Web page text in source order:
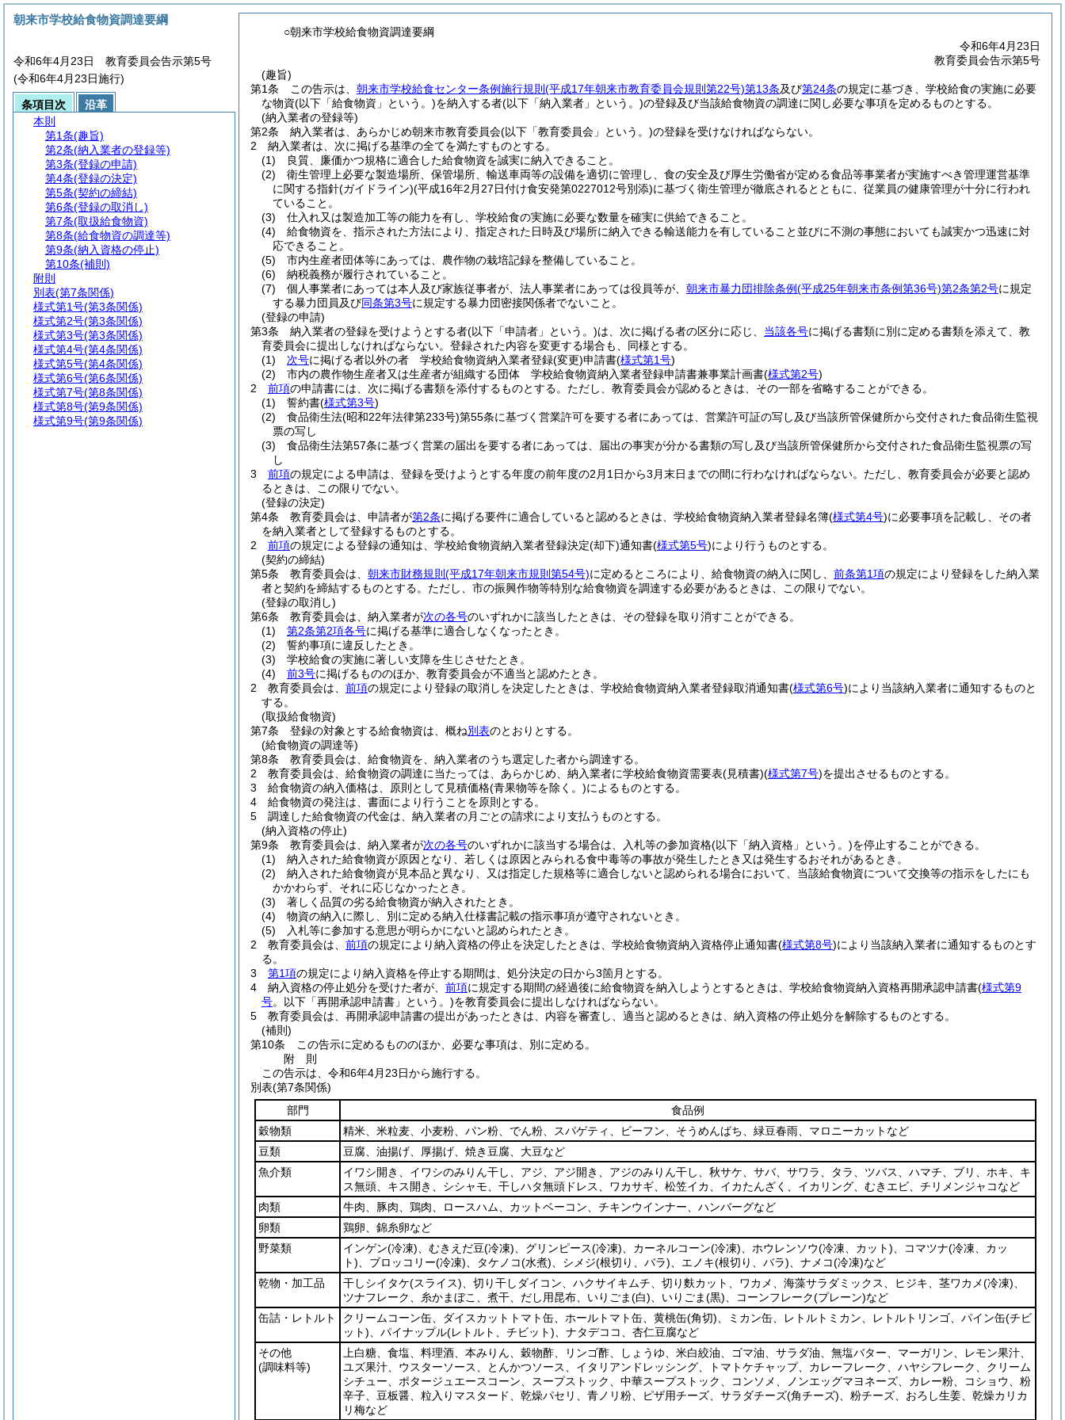
○朝来市学校給食物資調達要綱
令和6年4月23日
教育委員会告示第5号
(趣旨)
第1条
この告示は、 朝来市学校給食センター条例施行規則 (平成17年朝来市教育委員会規則第22号)第13条及び第24条の規定に基づき、学校給食の実施に必要
な物資(以下「給食物資」という。)を納入する者(以下「納入業者」という。)の登録及び当該給食物資の調達に関し必要な事項を定めるものとする。
(納入業者の登録等)
第2条
納入業者は、あらかじめ朝来市教育委員会(以下「教育委員会」という。)の登録を受けなければならない。
2
納入業者は、次に掲げる基準の全てを満たすものとする。
(1)
良質、廉価かつ規格に適合した給食物資を誠実に納入できること。
(2)
衛生管理上必要な製造場所、保管場所、輸送車両等の設備を適切に管理し、食の安全及び厚生労働省が定める食品等事業者が実施すべき管理運営基準
に関する指針(ガイドライン)(平成16年2月27日付け食安発第0227012号別添)に基づく衛生管理が徹底されるとともに、従業員の健康管理が十分に行われ
ていること。
(3)
仕入れ又は製造加工等の能力を有し、学校給食の実施に必要な数量を確実に供給できること。
(4)
給食物資を、指示された方法により、指定された日時及び場所に納入できる輸送能力を有していること並びに不測の事態においても誠実かつ迅速に対
応できること。
(5)
市内生産者団体等にあっては、農作物の栽培記録を整備していること。
(6)
納税義務が履行されていること。
(7)
個人事業者にあっては本人及び家族従事者が、法人事業者にあっては役員等が、 朝来市暴力団排除条例(平成25年朝来市条例第36号)第2条第2号に規定
する暴力団員及び同条第3号に規定する暴力団密接関係者でないこと。
(登録の申請)
第3条
納入業者の登録を受けようとする者(以下「申請者」という。)は、次に掲げる者の区分に応じ、 当該各号に掲げる書類に別に定める書類を添えて、教
育委員会に提出しなければならない。 登録された内容を変更する場合も、同様とする。
(1)
次号に掲げる者以外の者 学校給食物資納入業者登録(変更)申請書(様式第1号)
(2)
市内の農作物生産者又は生産者が組織する団体 学校給食物資納入業者登録申請書兼事業計画書(様式第2号)
2
前項の申請書には、次に掲げる書類を添付するものとする。 ただし、教育委員会が認めるときは、その一部を省略することができる。
(1)
誓約書(様式第3号)
(2)
食品衛生法(昭和22年法律第233号)第55条に基づく営業許可を要する者にあっては、営業許可証の写し及び当該所管保健所から交付された食品衛生監視
票の写し
(3)
食品衛生法第57条に基づく営業の届出を要する者にあっては、届出の事実が分かる書類の写し及び当該所管保健所から交付された食品衛生監視票の写
し
3
前項の規定による申請は、登録を受けようとする年度の前年度の2月1日から3月末日までの間に行わなければならない。 ただし、教育委員会が必要と認め
るときは、この限りでない。
(登録の決定)
第4条
教育委員会は、申請者が第2条に掲げる要件に適合していると認めるときは、学校給食物資納入業者登録名簿(様式第4号)に必要事項を記載し、その者
を納入業者として登録するものとする。
2
前項の規定による登録の通知は、学校給食物資納入業者登録決定(却下)通知書(様式第5号)により行うものとする。
(契約の締結)
第5条
教育委員会は、 朝来市財務規則 (平成17年朝来市規則第54号)に定めるところにより、給食物資の納入に関し、 前条第1項の規定により登録をした納入業
者と契約を締結するものとする。 ただし、市の振興作物等特別な給食物資を調達する必要があるときは、この限りでない。
(登録の取消し)
第6条
教育委員会は、納入業者が次の各号のいずれかに該当したときは、その登録を取り消すことができる。
(1)
第2条第2項各号に掲げる基準に適合しなくなったとき。
(2)
誓約事項に違反したとき。
(3)
学校給食の実施に著しい支障を生じさせたとき。
(4)
前3号に掲げるもののほか、教育委員会が不適当と認めたとき。
2
教育委員会は、 前項の規定により登録の取消しを決定したときは、学校給食物資納入業者登録取消通知書(様式第6号)により当該納入業者に通知するものと
する。
(取扱給食物資)
第7条
登録の対象とする給食物資は、概ね別表のとおりとする。
(給食物資の調達等)
第8条
教育委員会は、給食物資を、納入業者のうち選定した者から調達する。
2
教育委員会は、給食物資の調達に当たっては、あらかじめ、納入業者に学校給食物資需要表(見積書)(様式第7号)を提出させるものとする。
3
給食物資の納入価格は、原則として見積価格(青果物等を除く。)によるものとする。
4
給食物資の発注は、書面により行うことを原則とする。
5
調達した給食物資の代金は、納入業者の月ごとの請求により支払うものとする。
(納入資格の停止)
第9条
教育委員会は、納入業者が次の各号のいずれかに該当する場合は、入札等の参加資格(以下「納入資格」という。)を停止することができる。
(1)
納入された給食物資が原因となり、若しくは原因とみられる食中毒等の事故が発生したとき又は発生するおそれがあるとき。
(2)
納入された給食物資が見本品と異なり、又は指定した規格等に適合しないと認められる場合において、当該給食物資について交換等の指示をしたにも
かかわらず、それに応じなかったとき。
(3)
著しく品質の劣る給食物資が納入されたとき。
(4)
物資の納入に際し、別に定める納入仕様書記載の指示事項が遵守されないとき。
(5)
入札等に参加する意思が明らかにないと認められたとき。
2
教育委員会は、 前項の規定により納入資格の停止を決定したときは、学校給食物資納入資格停止通知書(様式第8号)により当該納入業者に通知するものとす
る。
3
第1項の規定により納入資格を停止する期間は、処分決定の日から3箇月とする。
4
納入資格の停止処分を受けた者が、 前項に規定する期間の経過後に給食物資を納入しようとするときは、学校給食物資納入資格再開承認申請書(様式第9
号。以下「再開承認申請書」という。)を教育委員会に提出しなければならない。
5
教育委員会は、再開承認申請書の提出があったときは、内容を審査し、適当と認めるときは、納入資格の停止処分を解除するものとする。
(補則)
第10条
この告示に定めるもののほか、必要な事項は、別に定める。
附 則
この告示は、令和6年4月23日から施行する。
別表(第7条関係)
部門
食品例
穀物類
精米、米粒麦、小麦粉、パン粉、でん粉、スパゲティ、ビーフン、そうめんばち、緑豆春雨、マロニーカットなど
豆類
豆腐、油揚げ、厚揚げ、焼き豆腐、大豆など
魚介類
イワシ開き、イワシのみりん干し、アジ、アジ開き、アジのみりん干し、秋サケ、サバ、サワラ、タラ、ツバス、ハマチ、ブリ、ホキ、キ
ス無頭、キス開き、シシャモ、干しハタ無頭ドレス、ワカサギ、松笠イカ、イカたんざく、イカリング、むきエビ、チリメンジャコなど
肉類
牛肉、豚肉、鶏肉、ロースハム、カットベーコン、チキンウインナー、ハンバーグなど
卵類
鶏卵、錦糸卵など
野菜類
インゲン(冷凍) 、むきえだ豆(冷凍) 、グリンピース(冷凍) 、カーネルコーン(冷凍) 、ホウレンソウ(冷凍、カット) 、コマツナ(冷凍、カッ
ト) 、ブロッコリー(冷凍) 、タケノコ(水煮) 、シメジ(根切り、バラ) 、エノキ(根切り、バラ) 、ナメコ(冷凍)など
乾物・加工品
干しシイタケ(スライス) 、切り干しダイコン、ハクサイキムチ、切り麩カット、ワカメ、海藻サラダミックス、ヒジキ、茎ワカメ(冷凍)
ツナフレーク、糸かまぼこ、煮干、だし用昆布、いりごま(白) 、いりごま(黒) 、コーンフレーク(プレーン)など
缶詰・レトルト
クリームコーン缶、ダイスカットトマト缶、ホールトマト缶、黄桃缶(角切) 、ミカン缶、レトルトミカン、レトルトリンゴ、パイン缶(チビ
ット) 、パイナップル(レトルト、チビット) 、ナタデココ、杏仁豆腐など
その他
(調味料等)
上白糖、食塩、料理酒、本みりん、穀物酢、リンゴ酢、しょうゆ、米白絞油、ゴマ油、サラダ油、無塩バター、マーガリン、レモン果汁、
ユズ果汁、ウスターソース、とんかつソース、イタリアンドレッシング、トマトケチャップ、カレーフレーク、ハヤシフレーク、クリーム
シチュー、ポタージュエースコーン、スープストック、中華スープストック、コンソメ、ノンエッグマヨネーズ、カレー粉、コショウ、粉
辛子、豆板醤、粒入りマスタード、乾燥パセリ、青ノリ粉、ピザ用チーズ、サラダチーズ(角チーズ) 、粉チーズ、おろし生姜、乾燥カリカ
リ梅など
朝来市学校給食物資調達要綱
令和6年4月23日 教育委員会告示第5号
(令和6年4月23日施行)
条項目次
沿革
本則
第1条(趣旨)
第2条(納入業者の登録等)
第3条(登録の申請)
第4条(登録の決定)
第5条(契約の締結)
第6条(登録の取消し)
第7条(取扱給食物資)
第8条(給食物資の調達等)
第9条(納入資格の停止)
第10条(補則)
附則
別表(第7条関係)
様式第1号(第3条関係)
様式第2号(第3条関係)
様式第3号(第3条関係)
様式第4号(第4条関係)
様式第5号(第4条関係)
様式第6号(第6条関係)
様式第7号(第8条関係)
様式第8号(第9条関係)
様式第9号(第9条関係)